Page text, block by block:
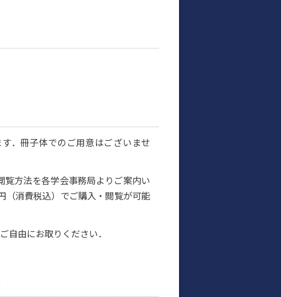
．冊子体でのご用意はございませ
方法を各学会事務局よりご案内い
（消費税込）でご購入・閲覧が可能
由にお取りください．